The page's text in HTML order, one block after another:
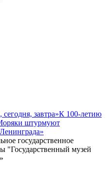
завтра»К 100-летию
штурмуют
государственное
"Государственный музей